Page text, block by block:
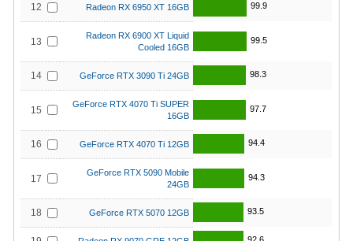
12 Radeon RX 6950 XT 16GB 99.9
13
Radeon RX 6900 XT Liquid
Cooled 16GB
99.5
14 GeForce RTX 3090 Ti 24GB 98.3
15
GeForce RTX 4070 Ti SUPER
16GB
97.7
16 GeForce RTX 4070 Ti 12GB 94.4
17
GeForce RTX 5090 Mobile
24GB
94.3
18 GeForce RTX 5070 12GB 93.5